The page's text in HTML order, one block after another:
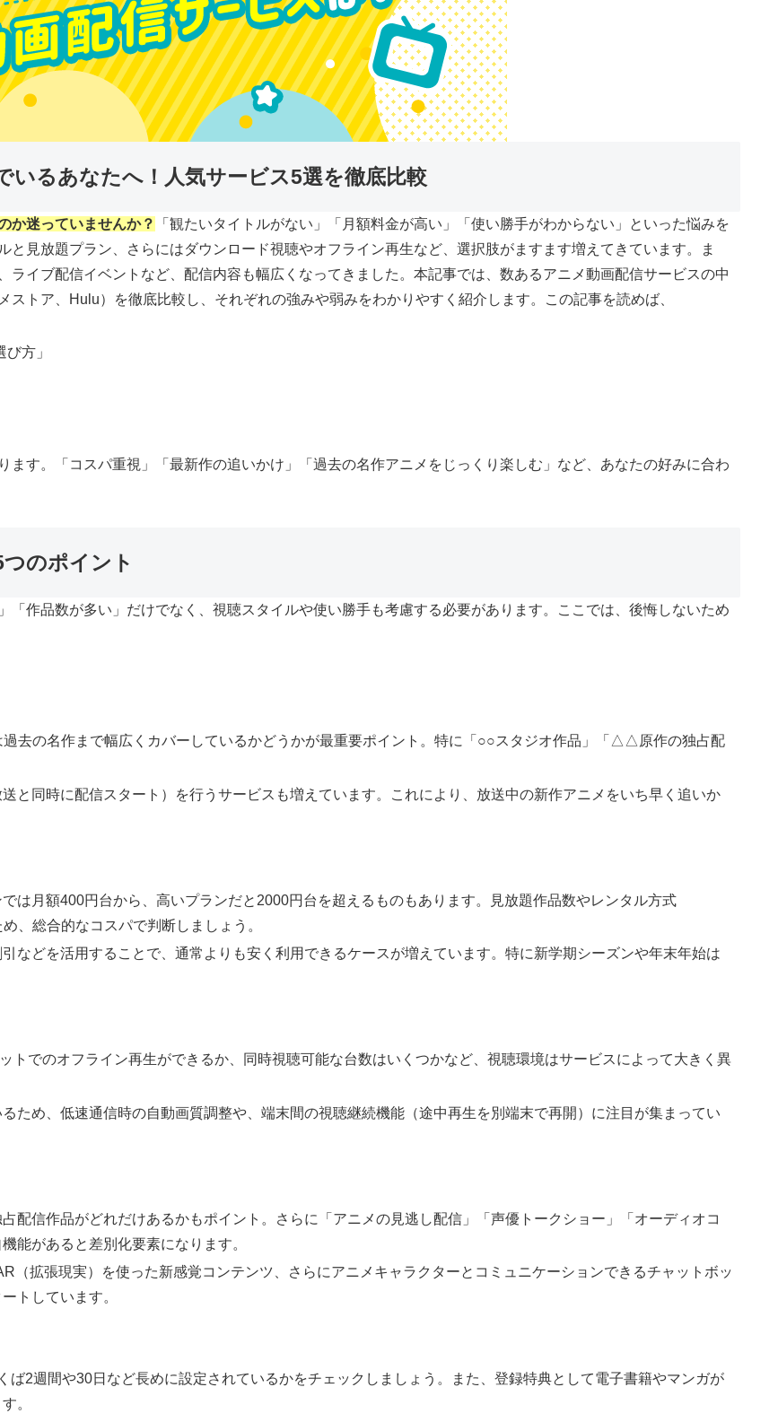
いるあなたへ！人気サービス5選を徹底比較
か迷っていませんか？
「観たいタイトルがない」「月額料金が高い」「使い勝手がわからない」といった悩みを
見放題プラン、さらにはダウンロード視聴やオフライン再生など、選択肢がますます増えてきています。ま
イブ配信イベントなど、配信内容も幅広くなってきました。本記事では、数あるアニメ動画配信サービスの中
トア、Hulu）を徹底比較し、それぞれの強みや弱みをわかりやすく紹介します。この記事を読めば、
方」
す。「コスパ重視」「最新作の追いかけ」「過去の名作アニメをじっくり楽しむ」など、あなたの好みに合わ
のポイント
作品数が多い」だけでなく、視聴スタイルや使い勝手も考慮する必要があります。ここでは、後悔しないため
過去の名作まで幅広くカバーしているかどうかが最重要ポイント。特に「○○スタジオ作品」「△△原作の独占配
と同時に配信スタート）を行うサービスも増えています。これにより、放送中の新作アニメをいち早く追いか
は月額400円台から、高いプランだと2000円台を超えるものもあります。見放題作品数やレンタル方式
、総合的なコスパで判断しましょう。
などを活用することで、通常よりも安く利用できるケースが増えています。特に新学期シーズンや年末年始は
トでのオフライン再生ができるか、同時視聴可能な台数はいくつかなど、視聴環境はサービスによって大きく異
ため、低速通信時の自動画質調整や、端末間の視聴継続機能（途中再生を別端末で再開）に注目が集まってい
配信作品がどれだけあるかもポイント。さらに「アニメの見逃し配信」「声優トークショー」「オーディオコ
能があると差別化要素になります。
（拡張現実）を使った新感覚コンテンツ、さらにアニメキャラクターとコミュニケーションできるチャットボッ
トしています。
ば2週間や30日など長めに設定されているかをチェックしましょう。また、登録特典として電子書籍やマンガが
。